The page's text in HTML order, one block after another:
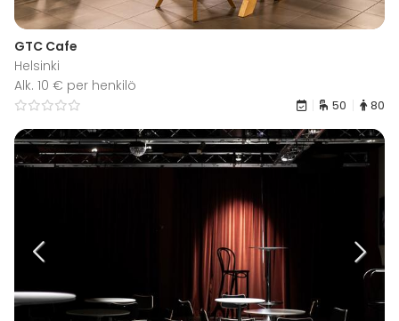
GTC Cafe
Helsinki
Alk. 10 € per henkilö
50 80